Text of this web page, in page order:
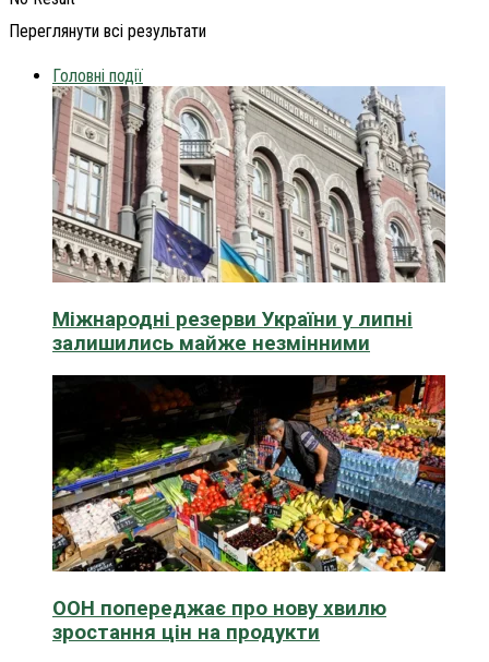
Переглянути всі результати
Головні події
Міжнародні резерви України у липні
залишились майже незмінними
ООН попереджає про нову хвилю
зростання цін на продукти